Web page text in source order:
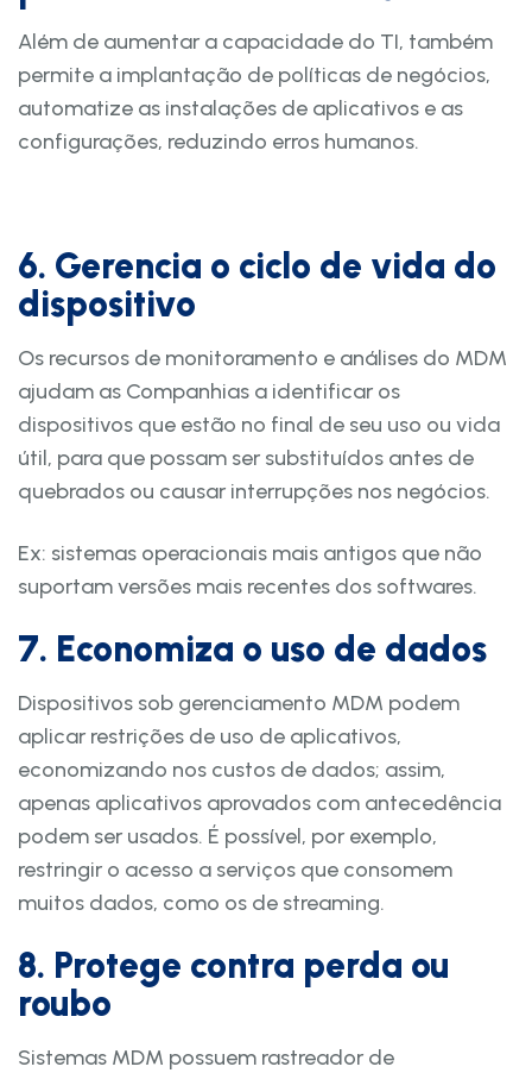
Além de aumentar a capacidade do TI, também
permite a implantação de políticas de negócios,
automatize as instalações de aplicativos e as
configurações, reduzindo erros humanos.
6. Gerencia o ciclo de vida do
dispositivo
Os recursos de monitoramento e análises do MDM
ajudam as Companhias a identificar os
dispositivos que estão no final de seu uso ou vida
útil, para que possam ser substituídos antes de
quebrados ou causar interrupções nos negócios.
Ex: sistemas operacionais mais antigos que não
suportam versões mais recentes dos softwares.
7. Economiza o uso de dados
Dispositivos sob gerenciamento MDM podem
aplicar restrições de uso de aplicativos,
economizando nos custos de dados; assim,
apenas aplicativos aprovados com antecedência
podem ser usados. É possível, por exemplo,
restringir o acesso a serviços que consomem
muitos dados, como os de streaming.
8. Protege contra perda ou
roubo
Sistemas MDM possuem rastreador de